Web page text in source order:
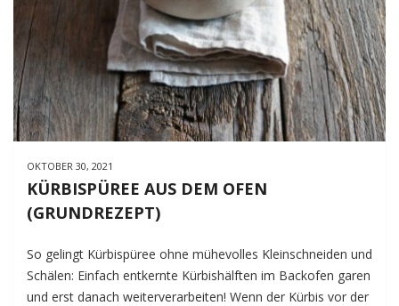
OKTOBER 30, 2021
KÜRBISPÜREE AUS DEM OFEN
(GRUNDREZEPT)
So gelingt Kürbispüree ohne mühevolles Kleinschneiden und
Schälen: Einfach entkernte Kürbishälften im Backofen garen
und erst danach weiterverarbeiten! Wenn der Kürbis vor der